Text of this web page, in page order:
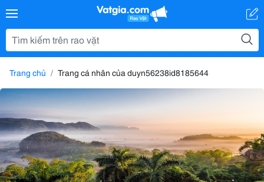
Trang chủ Trang cá nhân của duyn56238id8185644